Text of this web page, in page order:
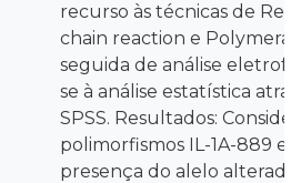
recurso às técnicas de
chain reaction e
seguida de análise
se à análise estatística
SPSS. Resultados:
polimorfismos IL-1A-889 e
presença do alelo